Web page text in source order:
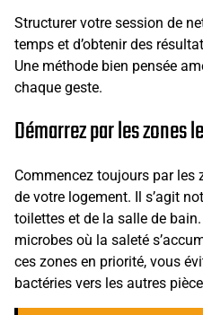
Structurer votre session de
temps et d’obtenir des
Une méthode bien pensée
chaque geste.
Démarrez par les zones
Commencez toujours par les
de votre logement. Il s’agit
toilettes et de la salle de
microbes où la saleté
ces zones en priorité, vous
bactéries vers les autres